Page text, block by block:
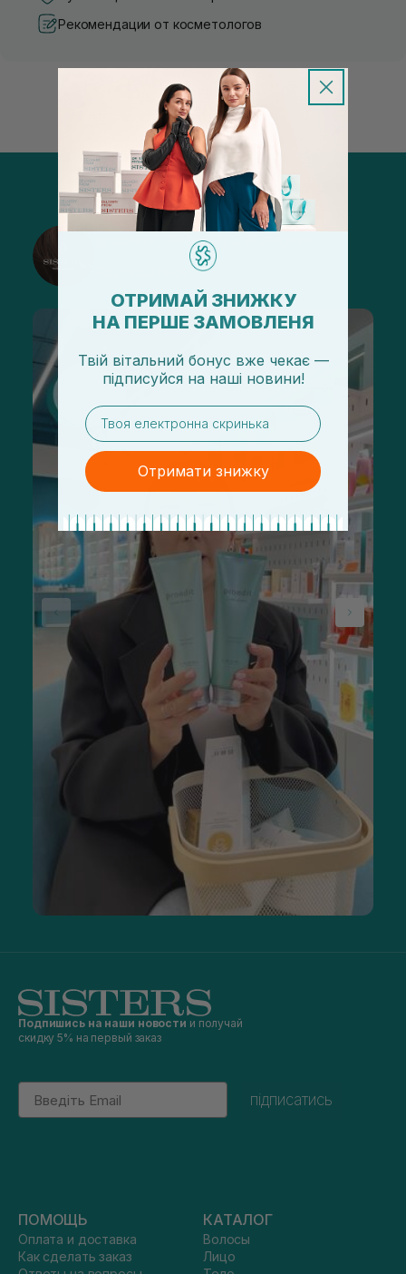
Рекомендации от косметологов
@sisters_stelmakh в Instagram
Подпишись на наши новости и получай
скидку 5% на первый заказ
Email
підписатись
ПОМОЩЬ
Оплата и доставка
Как сделать заказ
КАТАЛОГ
Волосы
Лицо
ОТРИМАЙ ЗНИЖКУ
НА ПЕРШЕ ЗАМОВЛЕНЯ
Твій вітальний бонус вже чекає —
підписуйся на наші новини!
email
Отримати знижку